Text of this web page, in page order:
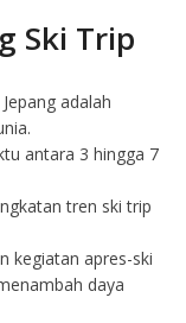
Ski Trip
adalah
antara 3 hingga 7
tren ski trip
kegiatan apres-ski
daya